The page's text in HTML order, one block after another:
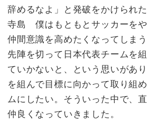
辞めるなよ」と発破をかけられた
寺島 僕はもともとサッカーをや
仲間意識を高めたくなってしま
先陣を切って日本代表チームを
ていかないと、という思いがあ
を組んで目標に向かって取り組
ムにしたい。そういった中で、
仲良くなっていきました。